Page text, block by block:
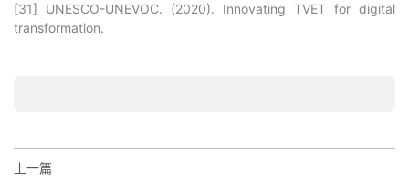
[31] UNESCO-UNEVOC. (2020). Innovating TVET for digital
transformation.
上一篇